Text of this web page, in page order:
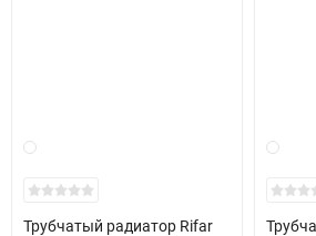
Трубчатый радиатор Rifar